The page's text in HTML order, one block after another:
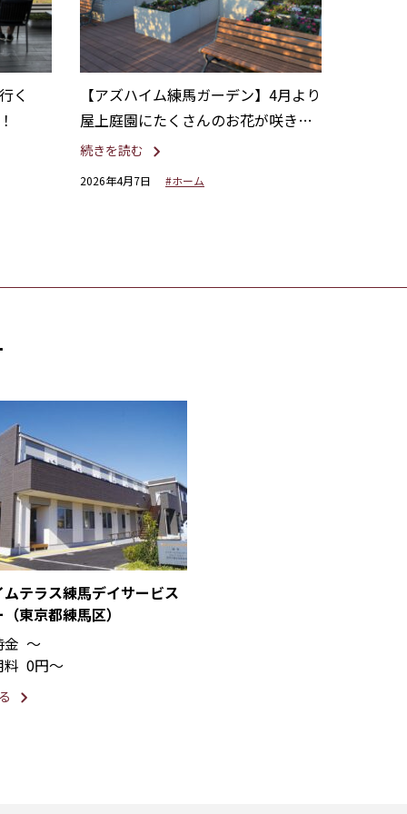
く
【アズハイム練馬ガーデン】4月より
屋上庭園にたくさんのお花が咲きま
した！
続きを読む
2026年4月7日 #ホーム
テラス練馬デイサービス
東京都練馬区）
〜
0円〜